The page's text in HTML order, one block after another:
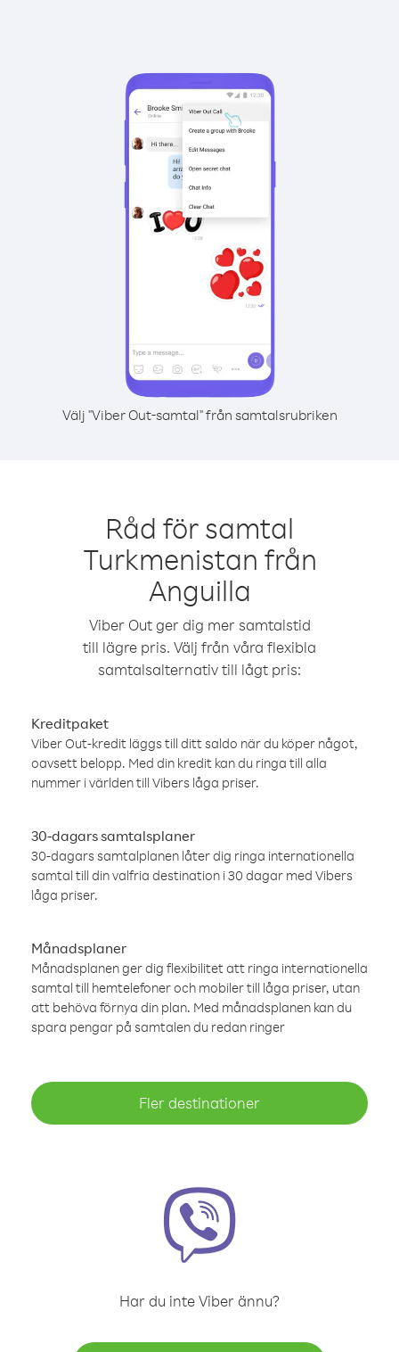
Välj "Viber Out-samtal" från samtalsrubriken
Råd för samtal
Turkmenistan från
Anguilla
Viber Out ger dig mer samtalstid
till lägre pris. Välj från våra flexibla
samtalsalternativ till lågt pris:
Kreditpaket
Viber Out-kredit läggs till ditt saldo när du köper något,
oavsett belopp. Med din kredit kan du ringa till alla
nummer i världen till Vibers låga priser.
30-dagars samtalsplaner
30-dagars samtalplanen låter dig ringa internationella
samtal till din valfria destination i 30 dagar med Vibers
låga priser.
Månadsplaner
Månadsplanen ger dig flexibilitet att ringa internationella
samtal till hemtelefoner och mobiler till låga priser, utan
att behöva förnya din plan. Med månadsplanen kan du
spara pengar på samtalen du redan ringer
Fler destinationer
Har du inte Viber ännu?